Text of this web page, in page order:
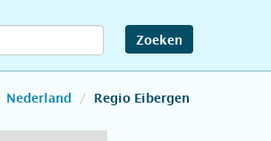
Zoeken
Nederland Regio Eibergen